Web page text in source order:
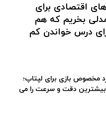
اقتصادی برای
بخریم که هم
درس خواندن کم
مخصوص بازی برای لپتاپ؛
کدام مدل ها در ۱۴۰۴ بیشترین دقت و سرعت را می